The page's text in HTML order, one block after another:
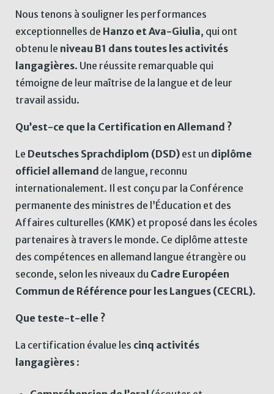
Nous tenons à souligner les performances
exceptionnelles de Hanzo et Ava-Giulia, qui ont
obtenu le niveau B1 dans toutes les activités
langagières. Une réussite remarquable qui
témoigne de leur maîtrise de la langue et de leur
travail assidu.
Qu’est-ce que la Certification en Allemand ?
Le Deutsches Sprachdiplom (DSD) est un diplôme
officiel allemand de langue, reconnu
internationalement. Il est conçu par la Conférence
permanente des ministres de l’Éducation et des
Affaires culturelles (KMK) et proposé dans les écoles
partenaires à travers le monde. Ce diplôme atteste
des compétences en allemand langue étrangère ou
seconde, selon les niveaux du Cadre Européen
Commun de Référence pour les Langues (CECRL).
Que teste-t-elle ?
La certification évalue les cinq activités
langagières :